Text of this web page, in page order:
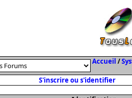
Accueil /
S'inscrire ou s'identifier